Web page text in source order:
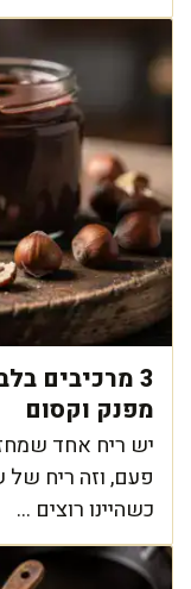
3 מרכיבים
מפנק וקסום
יש ריח אחד
פעם, וזה ריח
כשהיינו רוצים ...